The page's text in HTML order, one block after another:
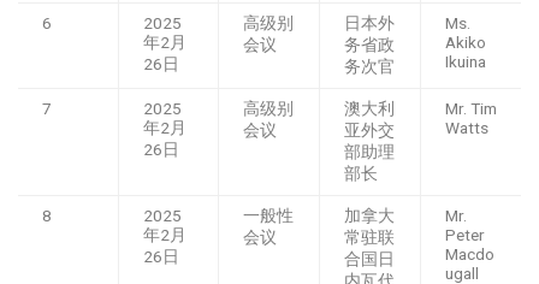
6
2025
年2月
26日
高级别
会议
日本外
务省政
务次官
Ms.
Akiko
Ikuina
7
2025
年2月
26日
高级别
会议
澳大利
亚外交
部助理
部长
Mr. Tim
Watts
8
2025
年2月
26日
一般性
会议
加拿大
常驻联
合国日
Mr.
Peter
Macdo
ugall